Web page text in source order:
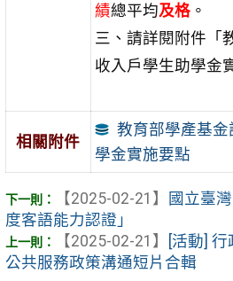
績總平均及格。
三、請詳閱附件「
收入戶學生助學金
相關附件
教育部學產基
學金實施要點
【2025-02-21】
國立臺
度客語能力認證」
【2025-02-21】
[活動]
公共服務政策溝通短片合輯